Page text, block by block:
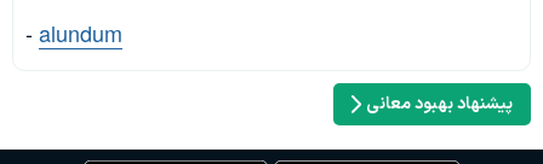
-alundum
پیشنهاد بهبود معانی